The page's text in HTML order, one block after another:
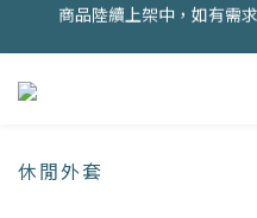
商品均為現貨
商品陸續上架中，如有需
休閒外套